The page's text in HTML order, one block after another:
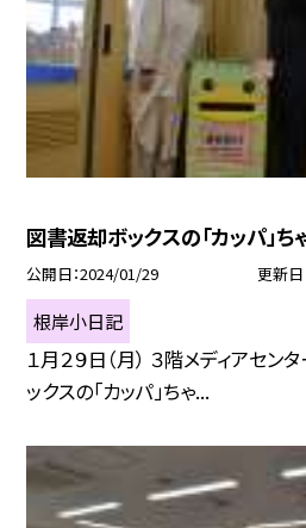
図書返却ボックスの「カッパ」ち
公開日 2024/01/29 更新日
根岸小日記
１月２９日（月） ３階メディアセ
ックスの「カッパ」ちゃ...